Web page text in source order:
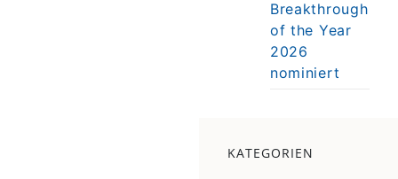
Breakthrough
of the Year
2026
nominiert
KATEGORIEN